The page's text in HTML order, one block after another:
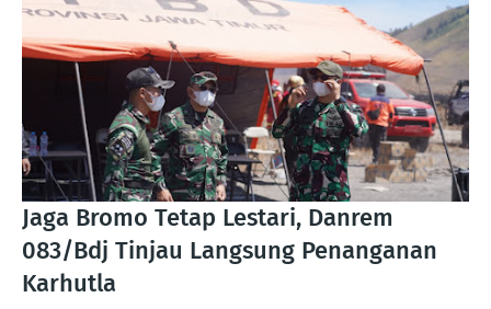
Jaga Bromo Tetap Lestari, Danrem
083/Bdj Tinjau Langsung Penanganan
Karhutla